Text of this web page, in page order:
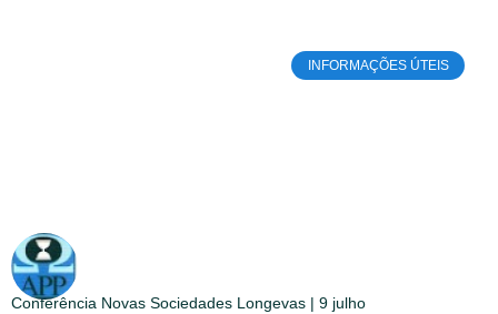
INFORMAÇÕES ÚTEIS
Conferência Novas Sociedades Longevas | 9 julho